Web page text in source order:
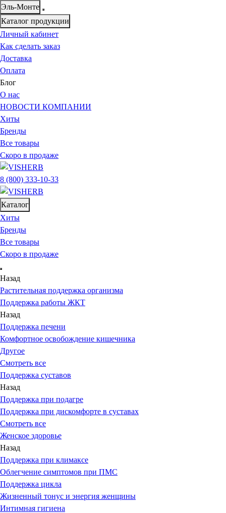
Эль-Монте
Каталог продукции
Личный кабинет
Как сделать заказ
Доставка
Оплата
Блог
О нас
НОВОСТИ КОМПАНИИ
Хиты
Бренды
Все товары
Скоро в продаже
8 (800) 333-10-33
Каталог
Хиты
Бренды
Все товары
Скоро в продаже
Назад
Растительная поддержка организма
Поддержка работы ЖКТ
Назад
Поддержка печени
Комфортное освобождение кишечника
Другое
Смотреть все
Поддержка суставов
Назад
Поддержка при подагре
Поддержка при дискомфорте в суставах
Смотреть все
Женское здоровье
Назад
Поддержка при климаксе
Облегчение симптомов при ПМС
Поддержка цикла
Жизненный тонус и энергия женщины
Интимная гигиена